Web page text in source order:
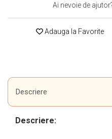
Ai nevoie de
Adauga la Favorite
Descriere
Descriere: